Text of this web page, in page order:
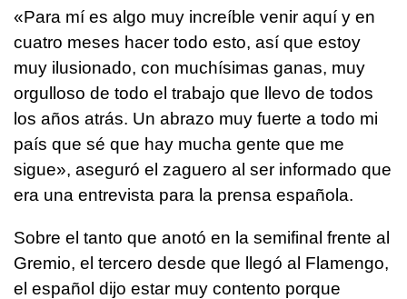
«Para mí es algo muy increíble venir aquí y en
cuatro meses hacer todo esto, así que estoy
muy ilusionado, con muchísimas ganas, muy
orgulloso de todo el trabajo que llevo de todos
los años atrás. Un abrazo muy fuerte a todo mi
país que sé que hay mucha gente que me
sigue», aseguró el zaguero al ser informado que
era una entrevista para la prensa española.
Sobre el tanto que anotó en la semifinal frente al
Gremio, el tercero desde que llegó al Flamengo,
el español dijo estar muy contento porque